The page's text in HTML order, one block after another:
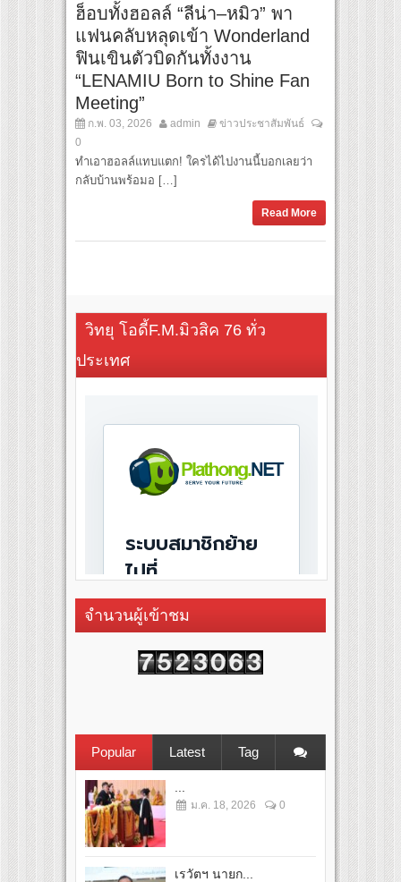
ฮ็อบทั้งฮอลล์ “ลีน่า–หมิว” พา
แฟนคลับหลุดเข้า Wonderland
ฟินเขินตัวบิดกันทั้งงาน
“LENAMIU Born to Shine Fan
Meeting”
ก.พ. 03, 2026 admin
ข่าวประชาสัมพันธ์
0
ทำเอาฮอลล์แทบแตก! ใครได้ไปงานนี้บอกเลยว่า
กลับบ้านพร้อมอ […]
Read More
วิทยุ โอดี้F.M.มิวสิค 76 ทั่ว
ประเทศ
จำนวนผู้เข้าชม
Popular Latest Tag
ม.ค. 18, 2026 0
เรวัตฯ นายก...